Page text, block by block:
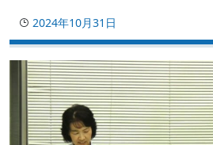
2024年10月31日